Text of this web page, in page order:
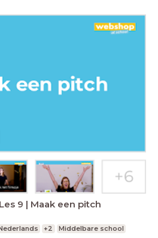
9 | Maak een pitch
+2
Middelbare school